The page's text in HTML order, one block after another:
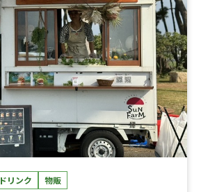
ドリンク 物販